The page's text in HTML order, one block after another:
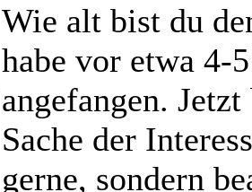
Wie alt bist du
habe vor etwa 4-
angefangen.
Sache der
gerne, sondern